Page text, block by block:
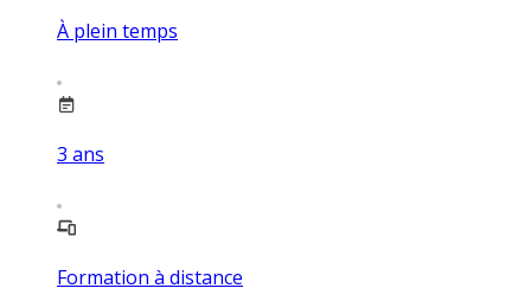
À plein temps
3 ans
Formation à distance